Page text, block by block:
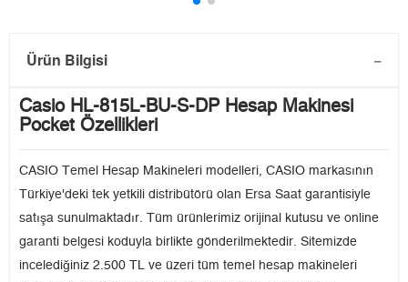
Ürün Bilgisi
Casio HL-815L-BU-S-DP Hesap Makinesi
Pocket Özellikleri
CASIO Temel Hesap Makineleri modelleri, CASIO markasının
Türkiye'deki tek yetkili distribütörü olan Ersa Saat garantisiyle
satışa sunulmaktadır. Tüm ürünlerimiz orijinal kutusu ve online
garanti belgesi koduyla birlikte gönderilmektedir. Sitemizde
incelediğiniz 2.500 TL ve üzeri tüm temel hesap makineleri